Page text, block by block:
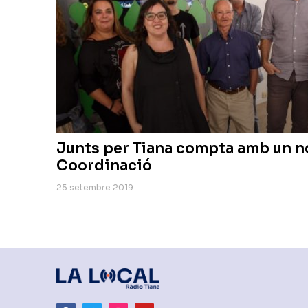
Junts per Tiana compta amb un
Coordinació
25 setembre 2019